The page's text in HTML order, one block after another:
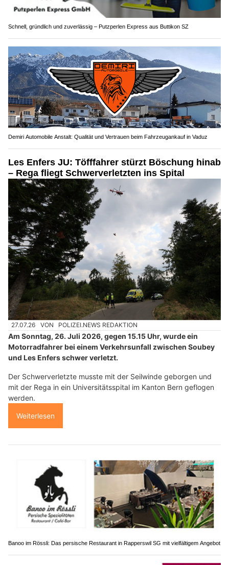
Schnell, gründlich und zuverlässig – Putzperlen Express aus Buttikon SZ
Demiri Automobile Anstalt: Qualität und Vertrauen beim Fahrzeugankauf in Vaduz
Les Enfers JU: Töfffahrer stürzt Böschung hinab
– Rega fliegt Schwerverletzten ins Spital
27.07.26 VON POLIZEI.NEWS REDAKTION
Am Sonntag, 26. Juli 2026, gegen 15.15 Uhr, wurde ein
Motorradfahrer bei einem Verkehrsunfall zwischen Soubey
und Les Enfers schwer verletzt.
Der Schwerverletzte musste mit der Seilwinde geborgen und
mit der Rega in ein Universitätsspital im Kanton Bern geflogen
werden.
Weiterlesen
Banoo im Rössli: Das persische Restaurant in Rapperswil SG mit vielfältigem Angebot